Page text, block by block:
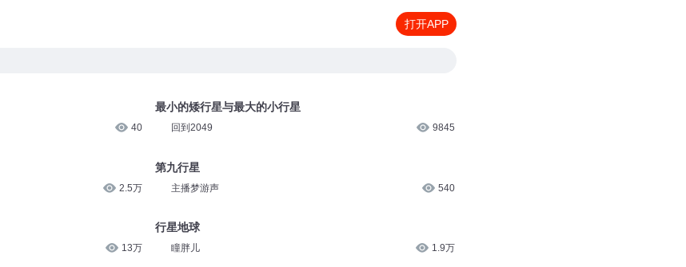
打开APP
40
2.5万
13万
最小的矮行星与最大的小行星
回到2049 9845
第九行星
主播梦游声 540
行星地球
瞳胖儿 1.9万